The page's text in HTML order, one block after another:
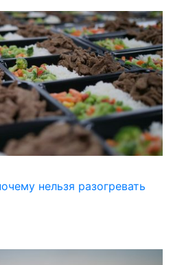
нельзя разогревать